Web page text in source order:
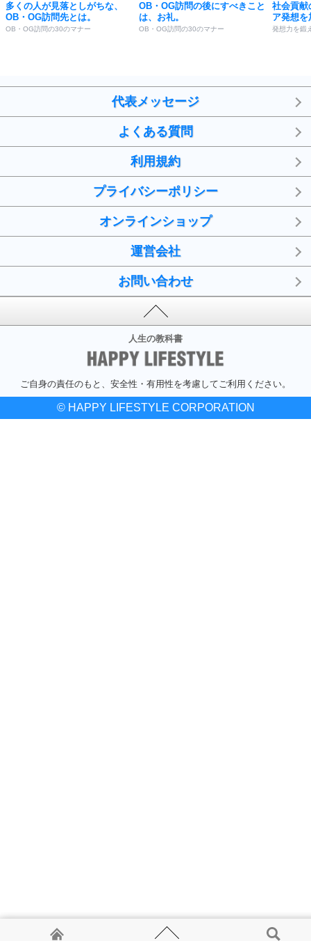
多くの人が見落としがちな、
OB・OG訪問先とは。
OB・OG訪問の30のマナー
OB・OG訪問の後にすべきこと
は、お礼。
OB・OG訪問の30のマナー
社会貢献
ア発想を
発想力を鍛
代表メッセージ
よくある質問
利用規約
プライバシーポリシー
オンラインショップ
運営会社
お問い合わせ
人生の教科書
ご自身の責任のもと、安全性・有用性を考慮してご利用ください。
© HAPPY LIFESTYLE CORPORATION